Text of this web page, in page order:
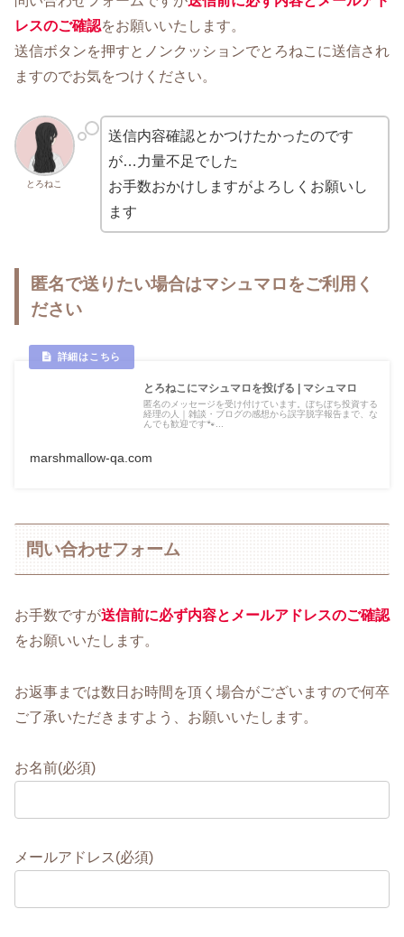
レスのご確認をお願いいたします。
送信ボタンを押すとノンクッションでとろねこに送信され
ますのでお気をつけください。
とろねこ
送信内容確認とかつけたかったのです
が…力量不足でした
お手数おかけしますがよろしくお願いし
ます
匿名で送りたい場合はマシュマロをご利用く
ださい
とろねこにマシュマロを投げる | マシュマロ
匿名のメッセージを受け付けています。ぼちぼち投資する
経理の人｜雑談・ブログの感想から誤字脱字報告まで、な
んでも歓迎です🐾...
marshmallow-qa.com
問い合わせフォーム
お手数ですが送信前に必ず内容とメールアドレスのご確認
をお願いいたします。
お返事までは数日お時間を頂く場合がございますので何卒
ご了承いただきますよう、お願いいたします。
お名前(必須)
メールアドレス(必須)